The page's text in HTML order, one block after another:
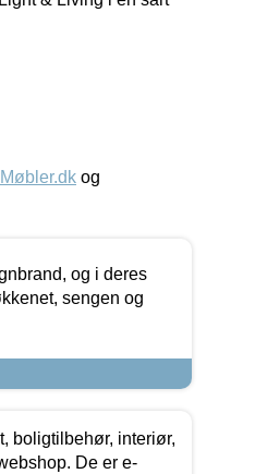
og
og i deres
sengen og
boligtilbehør, interiør,
De er e-